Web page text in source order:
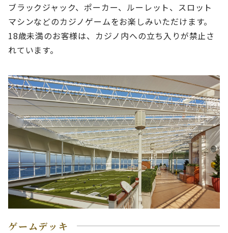
ブラックジャック、ポーカー、ルーレット、スロット
マシンなどのカジノゲームをお楽しみいただけます。
18歳未満のお客様は、カジノ内への立ち入りが禁止さ
れています。
ゲームデッキ